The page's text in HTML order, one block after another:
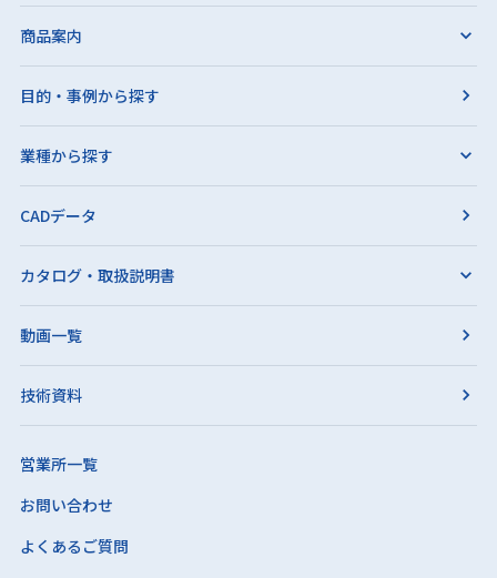
商品案内
目的・事例から探す
業種から探す
CADデータ
カタログ・取扱説明書
動画一覧
技術資料
営業所一覧
お問い合わせ
よくあるご質問